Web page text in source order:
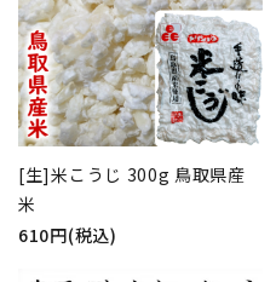
[生]米こうじ 300g 鳥取県産
米
610円(税込)